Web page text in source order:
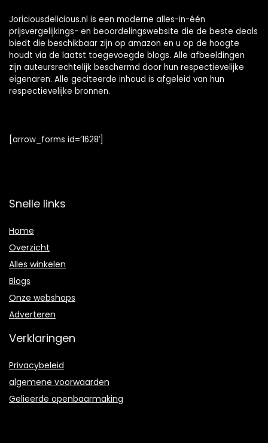
Joriciousdelicious.nl is een moderne alles-in-één
prijsvergelijkings- en beoordelingswebsite die de beste deals
biedt die beschikbaar zijn op amazon en u op de hoogte
houdt via de laatst toegevoegde blogs. Alle afbeeldingen
zijn auteursrechtelijk beschermd door hun respectievelijke
eigenaren. Alle geciteerde inhoud is afgeleid van hun
respectievelijke bronnen.
[arrow_forms id=’1628′]
Snelle links
Home
Overzicht
Alles winkelen
Blogs
Onze webshops
Adverteren
Verklaringen
Privacybeleid
algemene voorwaarden
Gelieerde openbaarmaking